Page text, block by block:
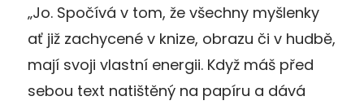
„Jo. Spočívá v tom, že všechny myšlenky
ať již zachycené v knize, obrazu či v hudbě,
mají svoji vlastní energii. Když máš před
sebou text natištěný na papíru a dává